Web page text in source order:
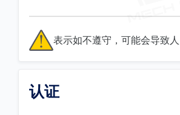
表示如不遵守，可能会导致人
认证